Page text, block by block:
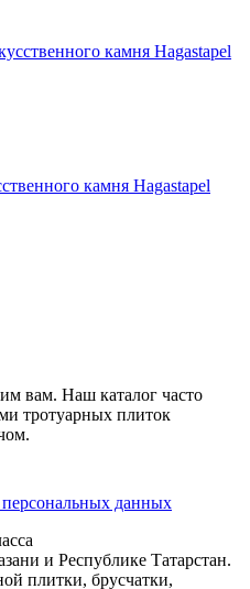
камня Hagastapel
камня Hagastapel
вам. Наш каталог часто
тротуарных плиток
персональных данных
и Республике Татарстан.
плитки, брусчатки,